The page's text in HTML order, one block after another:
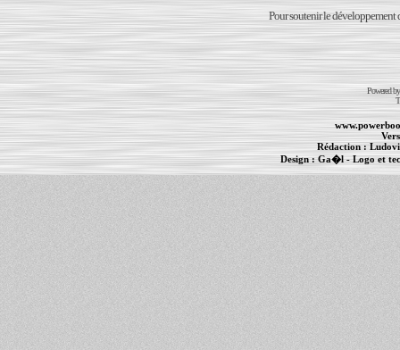
Pour soutenir le développement
Powered
Rédaction :
Design :Ga�l- Logo et
PowerBook